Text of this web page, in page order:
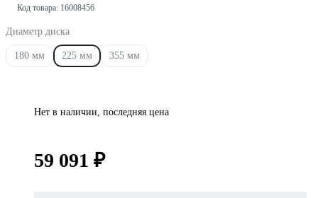
Код товара: 16008456
Диаметр диска
180 мм 225 мм 355 мм
Нет в наличии, последняя цена
59 091 ₽